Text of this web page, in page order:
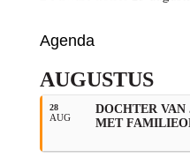
Agenda
AUGUSTUS
28
AUG
DOCHTER VAN
MET